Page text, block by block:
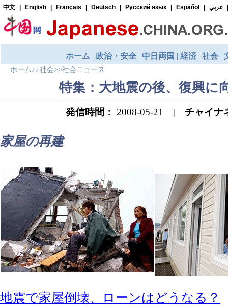
ホーム>>社会>>社会ニュース
特集：大地震の後、復興に
発信時間： 2008-05-21 | チャイナ
家屋の再建
地震で家屋倒壊、ローンはどうなる？